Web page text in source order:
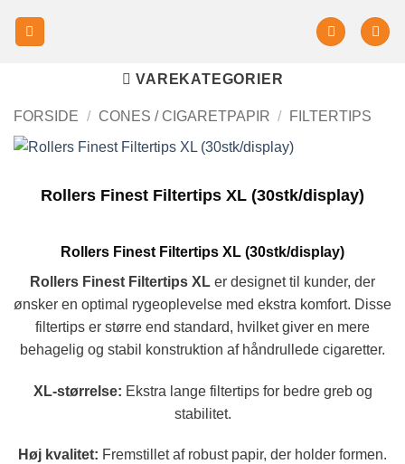
VAREKATEGORIER
FORSIDE / CONES / CIGARETPAPIR / FILTERTIPS
Rollers Finest Filtertips XL (30stk/display)
Rollers Finest Filtertips XL (30stk/display)
Rollers Finest Filtertips XL er designet til kunder, der
ønsker en optimal rygeoplevelse med ekstra komfort. Disse
filtertips er større end standard, hvilket giver en mere
behagelig og stabil konstruktion af håndrullede cigaretter.
XL-størrelse: Ekstra lange filtertips for bedre greb og
stabilitet.
Høj kvalitet: Fremstillet af robust papir, der holder formen.